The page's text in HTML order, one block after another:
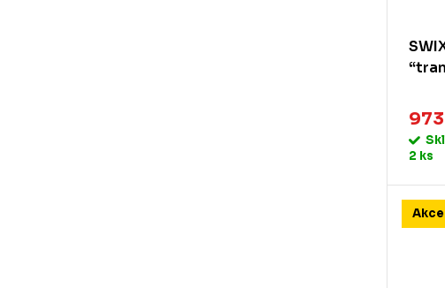
2 ks
Akce